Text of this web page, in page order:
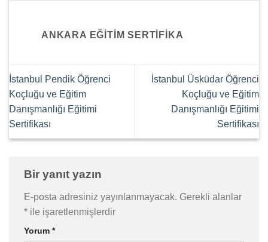
ANKARA EĞITIM SERTIFIKA
İstanbul Pendik Öğrenci
Koçluğu ve Eğitim
Danışmanlığı Eğitimi
Sertifikası
İstanbul Üsküdar Öğrenci
Koçluğu ve Eğitim
Danışmanlığı Eğitimi
Sertifikası
Bir yanıt yazın
E-posta adresiniz yayınlanmayacak. Gerekli alanlar
* ile işaretlenmişlerdir
Yorum *